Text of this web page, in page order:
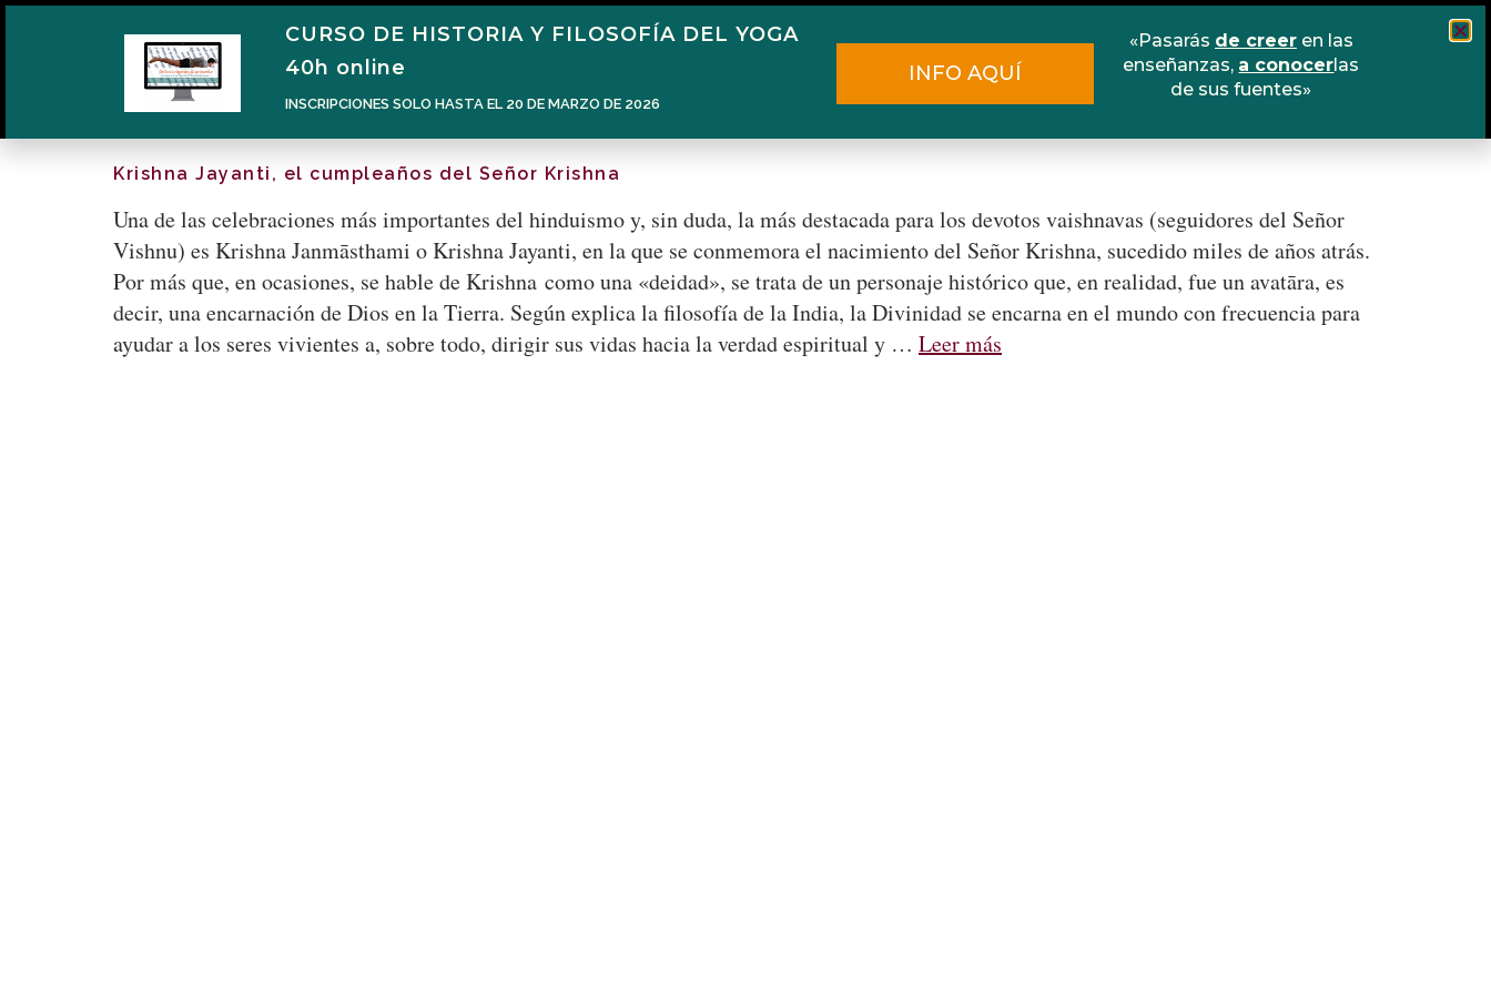
Narén Herrero Blog Cursos Escuela online
Krishna Jayanti, el cumpleaños del Señor Krishna
Una de las celebraciones más importantes del hinduismo y, sin duda, la más destacada para los devotos vaishnavas (seguidores del Señor
Vishnu) es Krishna Janmāsthami o Krishna Jayanti, en la que se conmemora el nacimiento del Señor Krishna, sucedido miles de años atrás.
Por más que, en ocasiones, se hable de Krishna como una «deidad», se trata de un personaje histórico que, en realidad, fue un avatāra, es
decir, una encarnación de Dios en la Tierra. Según explica la filosofía de la India, la Divinidad se encarna en el mundo con frecuencia para
ayudar a los seres vivientes a, sobre todo, dirigir sus vidas hacia la verdad espiritual y … Leer más
CURSO DE HISTORIA Y FILOSOFÍA DEL YOGA
40h online
INSCRIPCIONES SOLO HASTA EL 20 DE MARZO DE 2026
INFO AQUÍ
«Pasarás de creeren las
enseñanzas, a conocerlas
de sus fuentes»